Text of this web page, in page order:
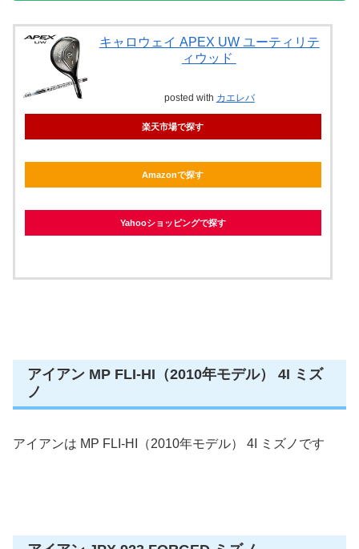
キャロウェイ APEX UW ユーティリテ
ィウッド
posted with カエレバ
楽天市場で探す
Amazonで探す
Yahooショッピングで探す
アイアン MP FLI-HI（2010年モデル） 4I ミズ
ノ
アイアンは MP FLI-HI（2010年モデル） 4I ミズノです